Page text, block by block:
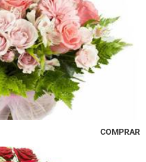
COMPRAR